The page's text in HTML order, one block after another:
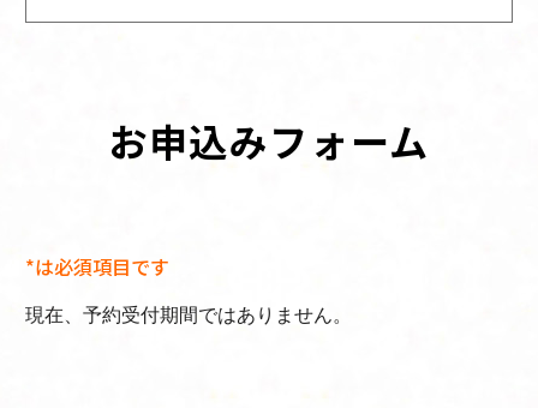
お申込みフォーム
*は必須項目です
現在、予約受付期間ではありません。